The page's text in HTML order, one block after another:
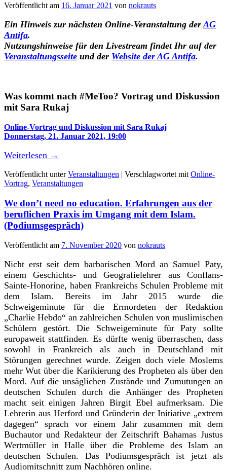
Veröffentlicht am 16. Januar 2021 von nokrauts
Ein Hinweis zur nächsten Online-Veranstaltung der AG
Antifa.
Nutzungshinweise für den Livestream findet Ihr auf der
Veranstaltungsseite und der Website der AG Antifa.
Was kommt nach #MeToo? Vortrag und Diskussion
mit Sara Rukaj
Online-Vortrag und Diskussion mit Sara Rukaj
Donnerstag, 21. Januar 2021, 19:00
Weiterlesen →
Veröffentlicht unter Veranstaltungen | Verschlagwortet mit Online-
Vortrag, Veranstaltungen
We don’t need no education. Erfahrungen aus der
beruflichen Praxis im Umgang mit dem Islam.
(Podiumsgespräch)
Veröffentlicht am 7. November 2020 von nokrauts
Nicht erst seit dem barbarischen Mord an Samuel Paty,
einem Geschichts- und Geografielehrer aus Conflans-
Sainte-Honorine, haben Frankreichs Schulen Probleme mit
dem Islam. Bereits im Jahr 2015 wurde die
Schweigeminute für die Ermordeten der Redaktion
„Charlie Hebdo“ an zahlreichen Schulen von muslimischen
Schülern gestört. Die Schweigeminute für Paty sollte
europaweit stattfinden. Es dürfte wenig überraschen, dass
sowohl in Frankreich als auch in Deutschland mit
Störungen gerechnet wurde. Zeigen doch viele Moslems
mehr Wut über die Karikierung des Propheten als über den
Mord. Auf die unsäglichen Zustände und Zumutungen an
deutschen Schulen durch die Anhänger des Propheten
macht seit einigen Jahren Birgit Ebel aufmerksam. Die
Lehrerin aus Herford und Gründerin der Initiative „extrem
dagegen“ sprach vor einem Jahr zusammen mit dem
Buchautor und Redakteur der Zeitschrift Bahamas Justus
Wertmüller in Halle über die Probleme des Islam an
deutschen Schulen. Das Podiumsgespräch ist jetzt als
Audiomitschnitt zum Nachhören online.